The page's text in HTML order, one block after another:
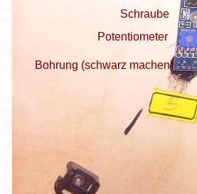
84 LEDs
Setup
Schraube
Potentiometer
Bohrung (schwarz machen)